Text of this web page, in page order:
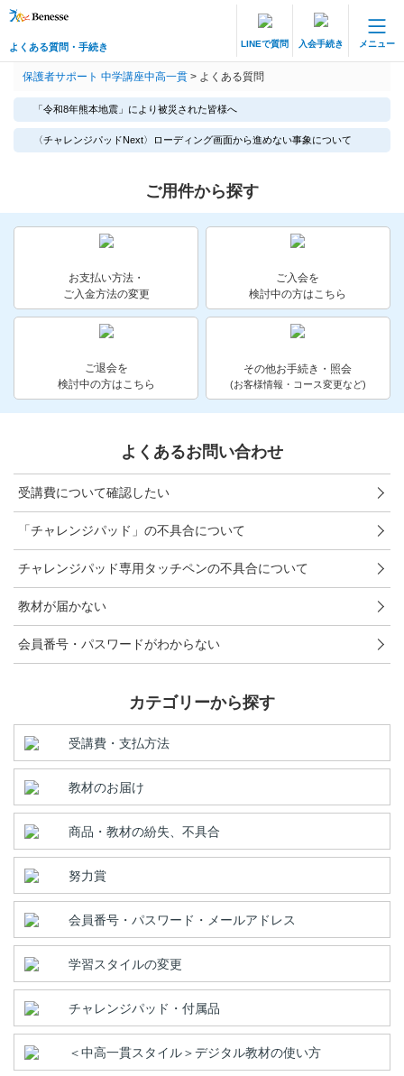
よくある質問・手続き LINEで質問 入会手続き メニュー
保護者サポート 中高一貫講座 トップ
登録情報の変更・各種お手続き
お客様サポート(手続き・照会)
よくある質問・お問い合わせ
カテゴリーから探す
お問い合わせ窓口
他の講座のよくある質問・手続きはこちら
進研ゼミ 小学講座
進研ゼミ 中学講座
進研ゼミ 高校講座
会員サイトはこちら
保護者サポート 中学講座中高一貫 > よくある質問
「令和8年熊本地震」により被災された皆様へ
〈チャレンジパッドNext〉ローディング画面から進めない事象について
ご用件から探す
お支払い方法・
ご入金方法の変更
ご入会を
検討中の方はこちら
ご退会を
検討中の方はこちら
その他お手続き・照会
(お客様情報・コース変更など)
よくあるお問い合わせ
受講費について確認したい
「チャレンジパッド」の不具合について
チャレンジパッド専用タッチペンの不具合について
教材が届かない
会員番号・パスワードがわからない
カテゴリーから探す
受講費・支払方法
教材のお届け
商品・教材の紛失、不具合
努力賞
会員番号・パスワード・メールアドレス
学習スタイルの変更
チャレンジパッド・付属品
＜中高一貫スタイル＞デジタル教材の使い方